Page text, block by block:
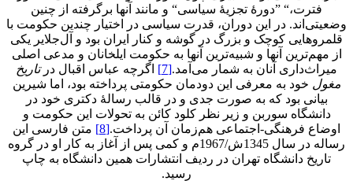
فترت،“ ”دورۀ تجزیۀ سیاسی“ و مانند آنها برگرفته از چنین
وضعیتی‌اند. در این دوران، قدرت سیاسی در اختیار چندین حکومت با
قلمروهایی کوچک و بزرگ در گوشه و کنار ایران بود و آل‌جلایر یکی
از مهم‌ترین آنها و شبیه‌ترین آنها به حکومت ایلخانان و مدعی اصلی
میراث‌داری آنان به شمار می‌آمد.[7] اگرچه عباس اقبال درتاریخ
مغول خود به معرفی این دودمان حکومتی پرداخته بود، اما شیرین
بیانی بود که به صورت جدی و در قالب رسالۀ دکتری خود در
دانشگاه سوربن و زیر نظر کلود کائن به تحولات این حکومت و
اوضاع فرهنگی-اجتماعی هم‌زمان آن پرداخت.[8]
متن فارسی این
رساله در سال 1345ش/1967م و کمی پس از آغاز به کار او در گروه
تاریخ دانشگاه تهران در ردیف انتشارات همین دانشگاه به چاپ
رسید.